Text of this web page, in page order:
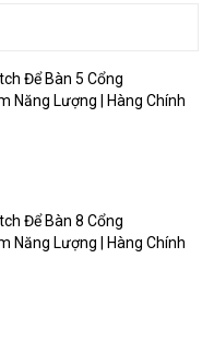
Để Bàn 5 Cổng
Năng Lượng | Hàng Chính
Để Bàn 8 Cổng
Năng Lượng | Hàng Chính